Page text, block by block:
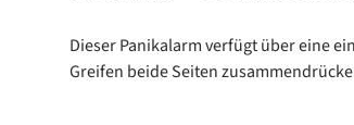
Dieser Panikalarm verfügt über eine
Greifen beide Seiten